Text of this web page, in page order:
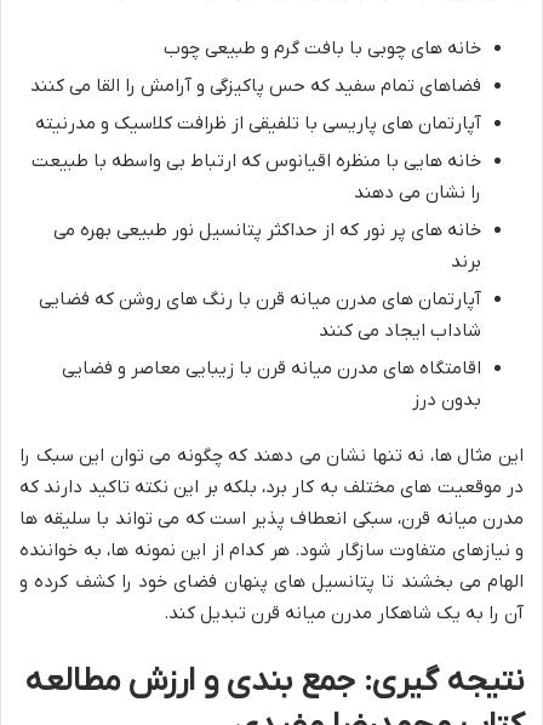
خانه های چوبی با بافت گرم و طبیعی چوب
فضاهای تمام سفید که حس پاکیزگی و آرامش را القا می کنند
آپارتمان های پاریسی با تلفیقی از ظرافت کلاسیک و مدرنیته
خانه هایی با منظره اقیانوس که ارتباط بی واسطه با طبیعت
را نشان می دهند
خانه های پر نور که از حداکثر پتانسیل نور طبیعی بهره می
برند
آپارتمان های مدرن میانه قرن با رنگ های روشن که فضایی
شاداب ایجاد می کنند
اقامتگاه های مدرن میانه قرن با زیبایی معاصر و فضایی
بدون درز
این مثال ها، نه تنها نشان می دهند که چگونه می توان این سبک را
در موقعیت های مختلف به کار برد، بلکه بر این نکته تاکید دارند که
مدرن میانه قرن، سبکی انعطاف پذیر است که می تواند با سلیقه ها
و نیازهای متفاوت سازگار شود. هر کدام از این نمونه ها، به خواننده
الهام می بخشند تا پتانسیل های پنهان فضای خود را کشف کرده و
آن را به یک شاهکار مدرن میانه قرن تبدیل کند.
نتیجه گیری: جمع بندی و ارزش مطالعه